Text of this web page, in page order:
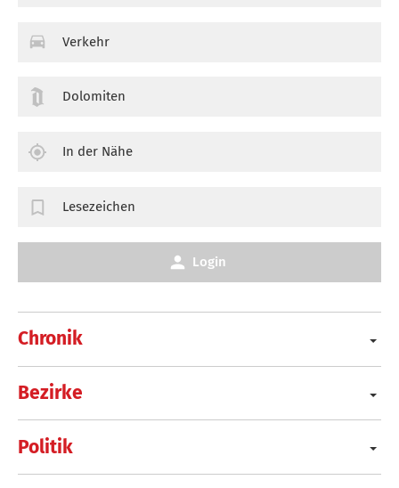
Chronik
Bezirke
Politik
Verkehr
Dolomiten
In der Nähe
Lesezeichen
Login